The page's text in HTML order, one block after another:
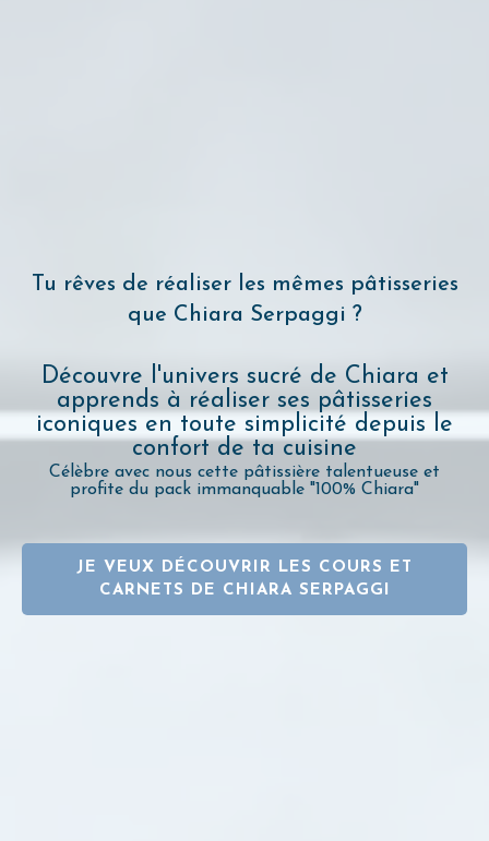
Tu rêves de réaliser les mêmes pâtisseries
que Chiara Serpaggi ?
Découvre l'univers sucré de Chiara et
apprends à réaliser ses pâtisseries
iconiques en toute simplicité depuis le
confort de ta cuisine
Célèbre avec nous cette pâtissière talentueuse et
profite du pack immanquable "100% Chiara"
JE VEUX DÉCOUVRIR LES COURS ET
CARNETS DE CHIARA SERPAGGI